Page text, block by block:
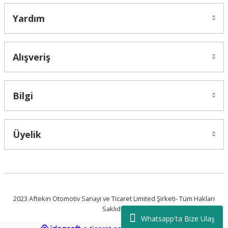
Whatsapp'ta Bize Ulaş
Yardım
Alışveriş
Bilgi
Üyelik
2023 Aftekin Otomotiv Sanayi ve Ticaret Limited Şirketi- Tüm Hakları
Saklıdır.